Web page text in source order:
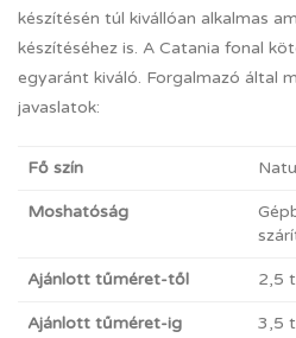
készítésén túl kivállóan alkalmas
készítéséhez is. A Catania fonal
egyaránt kiváló. Forgalmazó által
javaslatok:
Fő szín
Moshatóság
Ajánlott tűméret-től 2,5
Ajánlott tűméret-ig 3,5